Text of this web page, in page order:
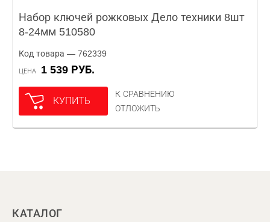
Набор ключей рожковых Дело техники 8шт
8-24мм 510580
Код товара — 762339
ЦЕНА 1 539 РУБ.
КУПИТЬ
К СРАВНЕНИЮ
ОТЛОЖИТЬ
КАТАЛОГ